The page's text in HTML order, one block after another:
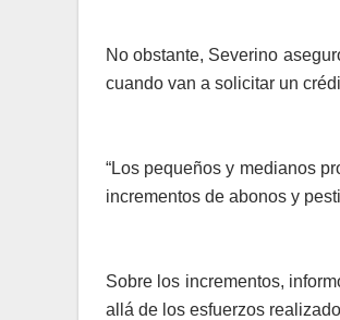
No obstante, Severino
cuando van a solicitar un
“Los pequeños y medianos
incrementos de abonos y
Sobre los incrementos,
allá de los esfuerzos